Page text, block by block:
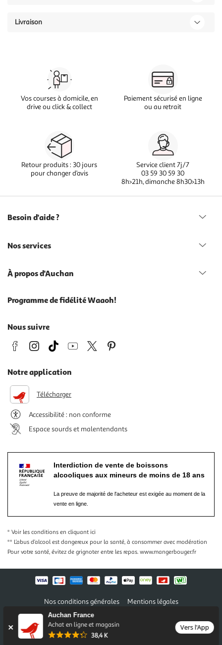
Auchan France
Achat en ligne et magasin
38,4 K
Vers l'App
Livraison
Vos courses à domicile, en
drive ou click & collect
Paiement sécurisé en ligne
ou au retrait
Retour produits : 30 jours
pour changer d’avis
Service client 7j/7
03 59 30 59 30
8h>21h, dimanche 8h30>13h
Besoin d'aide ?
Nos services
À propos d'Auchan
Programme de fidélité Waaoh!
Nous suivre
Notre application
Télécharger
Accessibilité : non conforme
Espace sourds et malentendants
Interdiction de vente de boissons
alcooliques aux mineurs de moins de 18 ans
La preuve de majorité de l'acheteur est exigée au moment de la
vente en ligne.
* Voir les conditions en cliquant ici
** L’abus d’alcool est dangereux pour la santé, à consommer avec modération
Pour votre santé, évitez de grignoter entre les repas. www.mangerbouger.fr
Nos conditions générales
Mentions légales
Conditions des offres et promotions
Politique de confidentialité
Informations légales marketplace